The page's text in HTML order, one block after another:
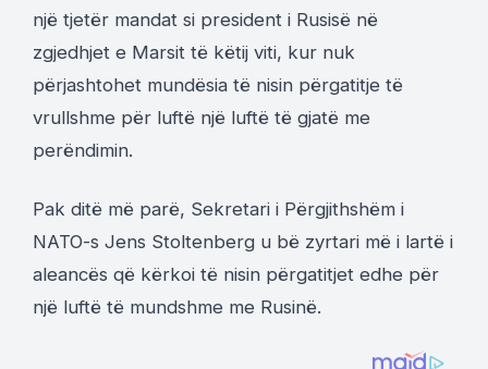
një tjetër mandat si president i Rusisë në
zgjedhjet e Marsit të këtij viti, kur nuk
përjashtohet mundësia të nisin përgatitje të
vrullshme për luftë një luftë të gjatë me
perëndimin.
Pak ditë më parë, Sekretari i Përgjithshëm i
NATO-s Jens Stoltenberg u bë zyrtari më i lartë i
aleancës që kërkoi të nisin përgatitjet edhe për
një luftë të mundshme me Rusinë.